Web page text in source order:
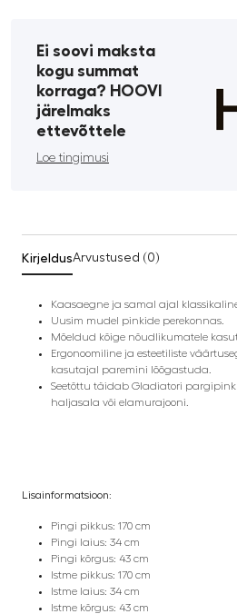
Ei soovi maksta
kogu summat
korraga? HOOVI
järelmaks
ettevõttele
Loe tingimusi
KirjeldusArvustused (0)
Kaasaegne ja samal ajal
Uusim mudel pinkide perekonnas.
Mõeldud kõige nõudlikumatele
Ergonoomiline ja esteetiliste
kasutajal paremini lõõgastuda.
Seetõttu täidab Gladiatori
haljasala või elamurajooni.
Lisainformatsioon:
Pingi pikkus: 170 cm
Pingi laius: 34 cm
Pingi kõrgus: 43 cm
Istme pikkus: 170 cm
Istme laius: 34 cm
Istme kõrgus: 43 cm